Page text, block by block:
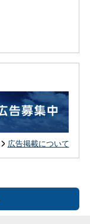
広告掲載について